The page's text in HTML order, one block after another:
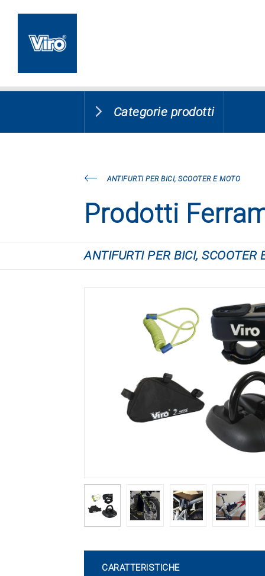
Categorie prodotti
ANTIFURTI PER BICI, SCOOTER E MOTO
Prodotti
ANTIFURTI PER BICI, SCOOTER
CARATTERISTICHE